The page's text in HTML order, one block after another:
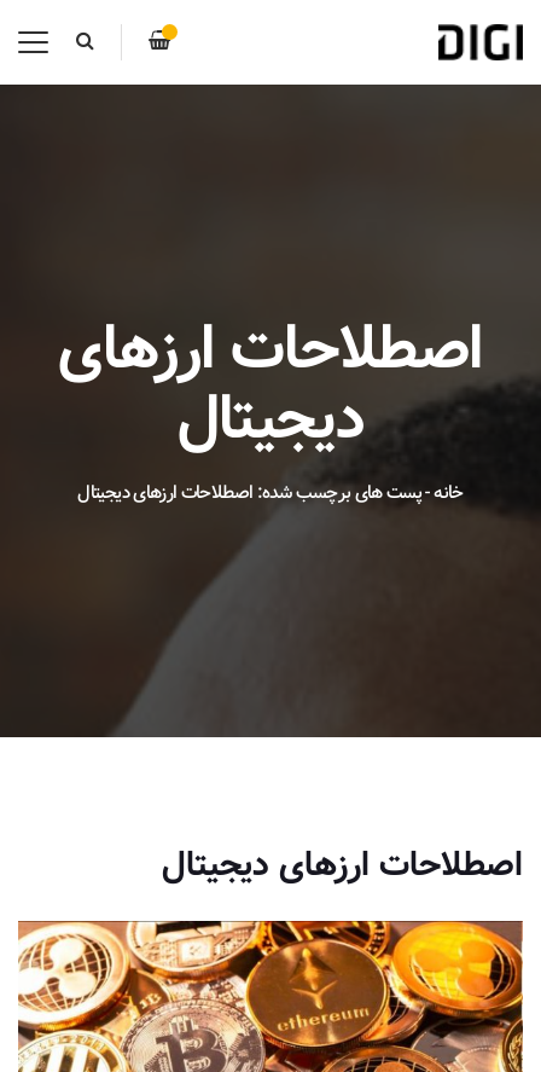
اصطلاحات ارزهای
دیجیتال
خانه-پست های برچسب شده: اصطلاحات ارزهای دیجیتال
اصطلاحات ارزهای دیجیتال